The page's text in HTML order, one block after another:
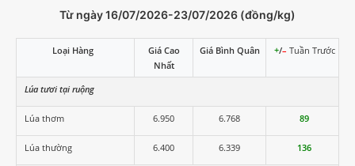
Từ ngày 16/07/2026-23/07/2026 (đồng/kg)
Loại Hàng
Giá Cao
Nhất
Giá Bình Quân +/– Tuần Trước
Lúa tươi tại ruộng
Lúa thơm 6.950 6.768 89
Lúa thường 6.400 6.339 136